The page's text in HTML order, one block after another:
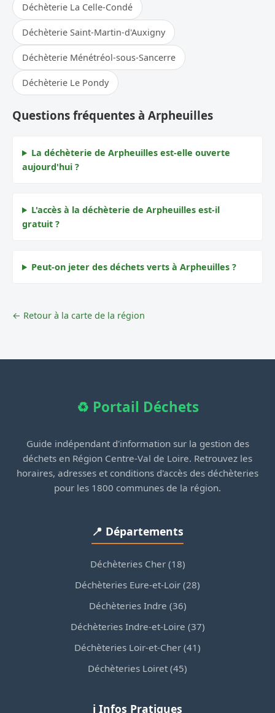
Déchèterie La Celle-Condé
Déchèterie Saint-Martin-d'Auxigny
Déchèterie Ménétréol-sous-Sancerre
Déchèterie Le Pondy
Questions fréquentes à Arpheuilles
La déchèterie de Arpheuilles est-elle ouverte
aujourd'hui ?
L'accès à la déchèterie de Arpheuilles est-il
gratuit ?
Peut-on jeter des déchets verts à Arpheuilles ?
← Retour à la carte de la région
♻️ Portail Déchets
Guide indépendant d'information sur la gestion des
déchets en Région Centre-Val de Loire. Retrouvez les
horaires, adresses et conditions d'accès des déchèteries
pour les 1800 communes de la région.
📍 Départements
Déchèteries Cher (18)
Déchèteries Eure-et-Loir (28)
Déchèteries Indre (36)
Déchèteries Indre-et-Loire (37)
Déchèteries Loir-et-Cher (41)
Déchèteries Loiret (45)
ℹ️ Infos Pratiques